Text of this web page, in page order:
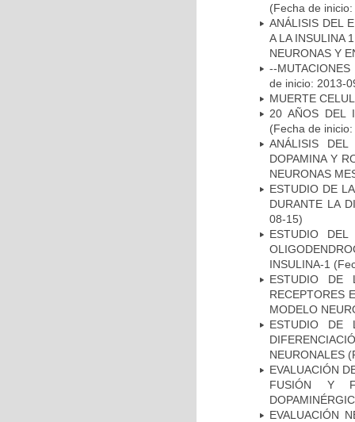
(Fecha de
ANÁLISIS DEL
A LA INSULINA
NEURONAS Y
--
de inicio: 2013-
MUERTE
20 AÑOS DEL
(Fecha de
ANÁLISIS
DOPAMINA Y
NEURONAS
ESTUDIO DE
DURANTE LA
08-15)
ESTUDIO
INSULINA-1
ESTUDIO DE
RECEPTORES
MODELO
ESTUDIO DE
NEURONALES
EVALUACIÓN
FUSIÓN Y
EVALUACIÓN